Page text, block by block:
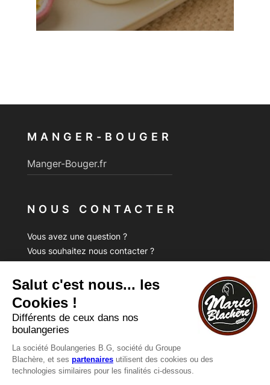
MANGER-BOUGER
Manger-Bouger.fr
NOUS CONTACTER
Vous avez une question ?
Vous souhaitez nous contacter ?
FAQ
Recrutement
MENTIONS